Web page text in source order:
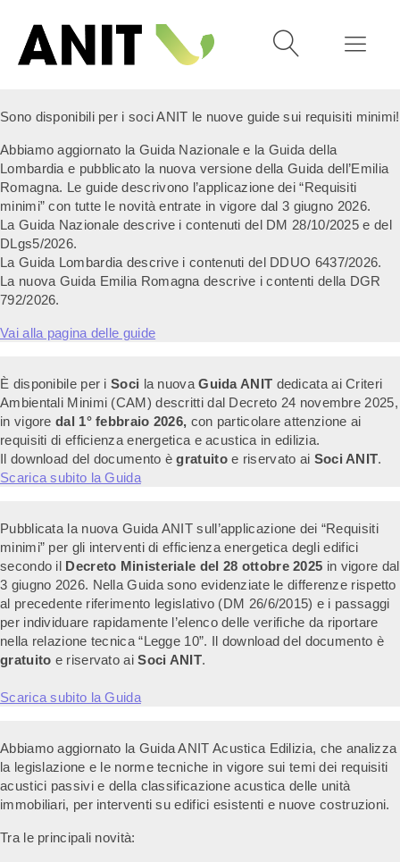
Sono disponibili per i soci ANIT le nuove guide sui requisiti minimi!
Abbiamo aggiornato la Guida Nazionale e la Guida della
Lombardia e pubblicato la nuova versione della Guida dell’Emilia
Romagna. Le guide descrivono l’applicazione dei “Requisiti
minimi” con tutte le novità entrate in vigore dal 3 giugno 2026.
La Guida Nazionale descrive i contenuti del DM 28/10/2025 e del
DLgs5/2026.
La Guida Lombardia descrive i contenuti del DDUO 6437/2026.
La nuova Guida Emilia Romagna descrive i contenti della DGR
792/2026.
Vai alla pagina delle guide
È disponibile per i Soci la nuovaGuida ANIT dedicata ai Criteri
Ambientali Minimi (CAM) descritti dal Decreto 24 novembre 2025,
in vigore dal 1° febbraio 2026, con particolare attenzione ai
requisiti di efficienza energetica e acustica in edilizia.
Il download del documento ègratuitoe riservato ai Soci ANIT.
Scarica subito la Guida
Pubblicata la nuova Guida ANIT sull’applicazione dei “Requisiti
minimi” per gli interventi di efficienza energetica degli edifici
secondo il Decreto Ministeriale del 28 ottobre 2025 in vigore dal
3 giugno 2026. Nella Guida sono evidenziate le differenze rispetto
al precedente riferimento legislativo (DM 26/6/2015) e i passaggi
per individuare rapidamente l’elenco delle verifiche da riportare
nella relazione tecnica “Legge 10”. Il download del documento è
gratuito e riservato aiSoci ANIT.
Scarica subito la Guida
Abbiamo aggiornato la Guida ANIT Acustica Edilizia, che analizza
la legislazione e le norme tecniche in vigore sui temi dei requisiti
acustici passivi e della classificazione acustica delle unità
immobiliari, per interventi su edifici esistenti e nuove costruzioni.
Tra le principali novità: